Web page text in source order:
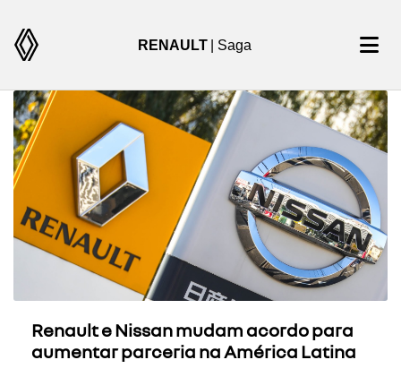
RENAULT | Saga
Renault e Nissan mudam acordo para
aumentar parceria na América Latina